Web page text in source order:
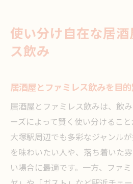
使い分け自在な居
ス飲み
居酒屋とファミレス飲みを目
居酒屋とファミレス飲みは、飲
ーズによって賢く使い分けるこ
大塚駅周辺でも多彩なジャンル
を味わいたい人や、落ち着いた
い場合に最適です。一方、ファ